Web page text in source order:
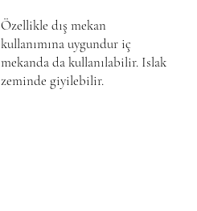
Özellikle dış mekan
kullanımına uygundur iç
mekanda da kullanılabilir. Islak
zeminde giyilebilir.